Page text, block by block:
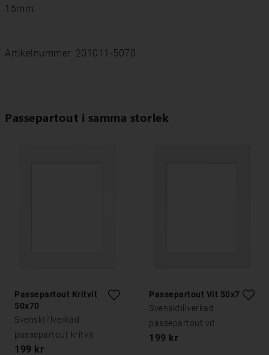
15mm.
Artikelnummer: 201011-5070
Passepartout i samma storlek
Passepartout Kritvit
50x70
Svensktillverkad
passepartout kritvit
199 kr
Passepartout Vit 50x70
Svensktillverkad
passepartout vit
199 kr